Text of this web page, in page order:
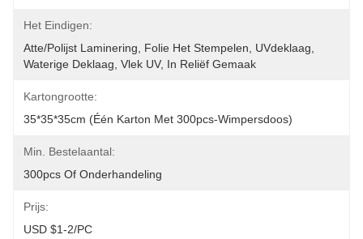
Het Eindigen:
Atte/polijst Laminering, Folie Het Stempelen, UVdeklaag,
Waterige Deklaag, Vlek UV, In Reliëf Gemaak
Kartongrootte:
35*35*35cm (één Karton Met 300pcs-Wimpersdoos)
Min. Bestelaantal:
300pcs Of Onderhandeling
Prijs:
USD $1-2/PC